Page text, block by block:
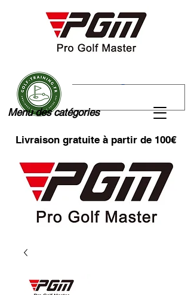
Menu des catégories
Livraison gratuite à partir de 100€